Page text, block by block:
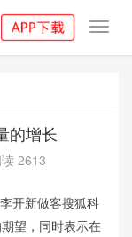
的增长
2613
开新做客搜狐科
望，同时表示在